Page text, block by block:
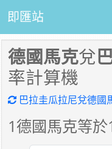
即匯站
德國馬克兌
率計算機
巴拉圭瓜拉尼兌德國
1德國馬克等於